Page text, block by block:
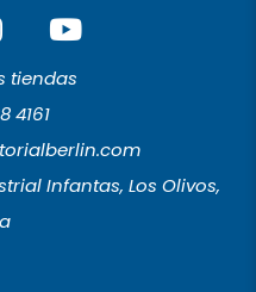
Y
o
u
u
b
e
tiendas
4161
Infantas, Los Olivos,